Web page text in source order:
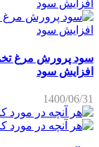
سود پرورش مرغ
افزایش سود
1400/06/31